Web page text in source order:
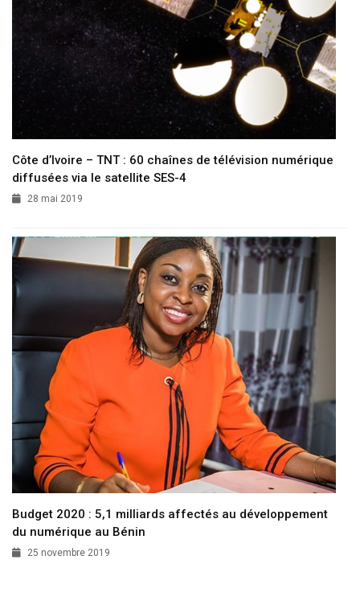
Côte d’Ivoire – TNT : 60 chaînes de télévision numérique
diffusées via le satellite SES-4
28 mai 2019
Budget 2020 : 5,1 milliards affectés au développement
du numérique au Bénin
25 novembre 2019